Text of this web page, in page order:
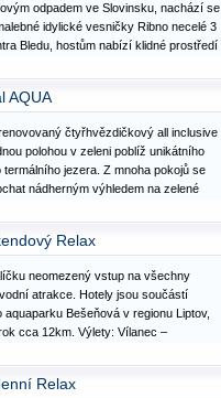
odpadem ve Slovinsku, nachází se
idylické vesničky Ribno necelé 3
Bledu, hostům nabízí klidné prostředí
restaurace, bar, letní terasa,…
AQUA
čtyřhvězdičkový all inclusive
polohou v zeleni poblíž unikátního
termálního jezera. Z mnoha pokojů se
nádherným výhledem na zelené
disponuje vlastním termálním
s vodou…Relax
neomezený vstup na všechny
atrakce. Hotely jsou součástí
aquaparku Bešeňová v regionu Liptov,
cca 12km. Výlety: Vílanec –
Kvačianská dolina. Vybavení a
hosté mohou využívat všechny…
Relax